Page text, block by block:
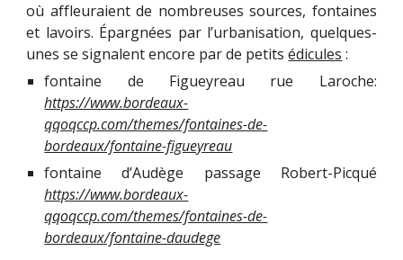
où affleuraient de nombreuses sources, fontaines
et lavoirs. Épargnées par l’urbanisation, quelques-
unes se signalent encore par de petitsédicules :
fontaine de Figueyreau rue Laroche:
https://www.bordeaux-
qqoqccp.com/themes/fontaines-de-
bordeaux/fontaine-figueyreau
fontaine d’Audège passage Robert-Picqué
https://www.bordeaux-
qqoqccp.com/themes/fontaines-de-
bordeaux/fontaine-daudege